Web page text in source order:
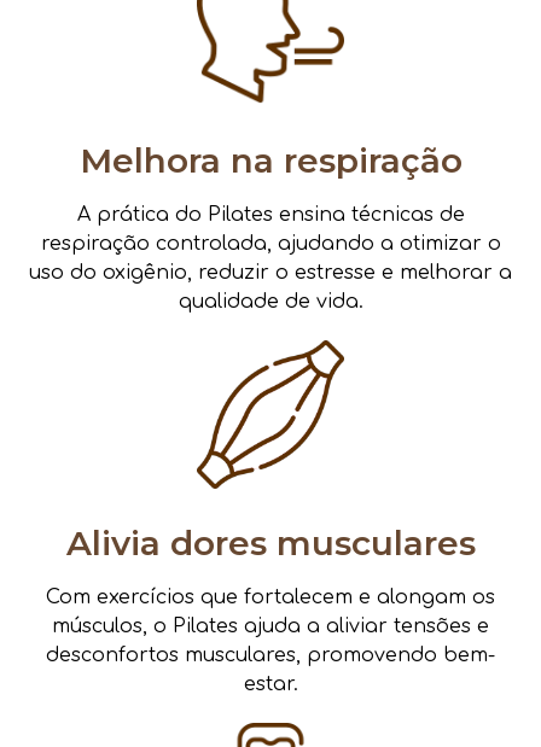
Melhora na respiração
A prática do Pilates ensina técnicas de
respiração controlada, ajudando a otimizar o
uso do oxigênio, reduzir o estresse e melhorar a
qualidade de vida.
Alivia dores musculares
Com exercícios que fortalecem e alongam os
músculos, o Pilates ajuda a aliviar tensões e
desconfortos musculares, promovendo bem-
estar.